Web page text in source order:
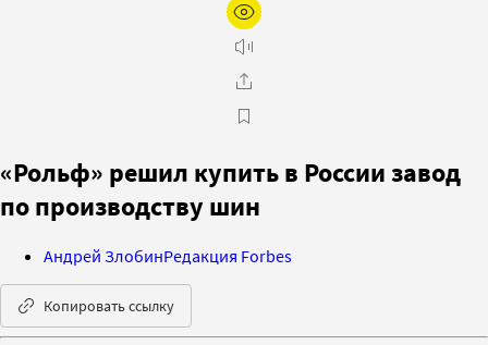
«Рольф» решил купить в России завод
по производству шин
Андрей ЗлобинРедакция Forbes
Копировать ссылку